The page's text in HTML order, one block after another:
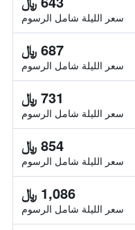
سعر الليلة شامل الرسوم
687 ﷼
سعر الليلة شامل الرسوم
731 ﷼
سعر الليلة شامل الرسوم
854 ﷼
سعر الليلة شامل الرسوم
1,086 ﷼
سعر الليلة شامل الرسوم